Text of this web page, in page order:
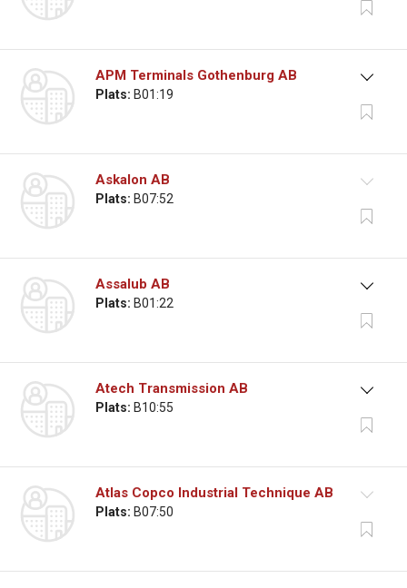
APM Terminals Gothenburg AB
Plats: B01:19
Askalon AB
Plats: B07:52
Assalub AB
Plats: B01:22
Atech Transmission AB
Plats: B10:55
Atlas Copco Industrial Technique AB
Plats: B07:50